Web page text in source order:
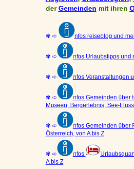
derGemeinden mit ihren
✾ ➪ nfos reiseblog und
✾ ➪ nfos Urlaubstipps und
✾ ➪ nfos Veranstaltungen
✾ ➪
nfos Gemeinden über
Museen, Bergerlebnis, See-
✾ ➪
nfos Gemeinden über
Österreich, von A bis Z
✾ ➪ nfos
A bis Z